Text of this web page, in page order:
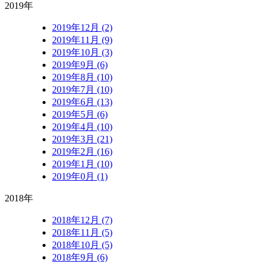
2019年
2019年12月 (2)
2019年11月 (9)
2019年10月 (3)
2019年9月 (6)
2019年8月 (10)
2019年7月 (10)
2019年6月 (13)
2019年5月 (6)
2019年4月 (10)
2019年3月 (21)
2019年2月 (16)
2019年1月 (10)
2019年0月 (1)
2018年
2018年12月 (7)
2018年11月 (5)
2018年10月 (5)
2018年9月 (6)